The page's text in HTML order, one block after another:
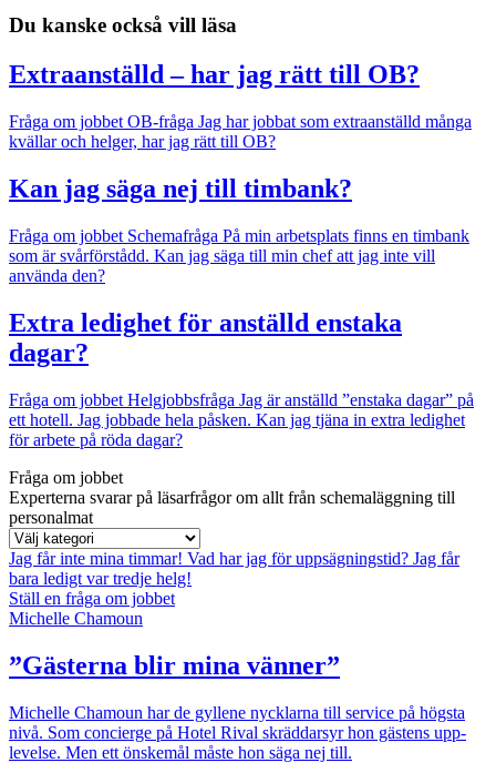
Du kanske också vill läsa
Extraanställd – har jag rätt till OB?
Fråga om jobbet OB-fråga Jag har jobbat som extraanställd många
kvällar och helger, har jag rätt till OB?
Kan jag säga nej till timbank?
Fråga om jobbet Schemafråga På min arbetsplats finns en timbank
som är svårförstådd. Kan jag säga till min chef att jag inte vill
använda den?
Extra ledighet för anställd enstaka
dagar?
Fråga om jobbet Helgjobbsfråga Jag är anställd ”enstaka dagar” på
ett hotell. Jag jobbade hela påsken. Kan jag tjäna in extra ledighet
för arbete på röda dagar?
Fråga om jobbet
Experterna svarar på läsarfrågor om allt från schemaläggning till
personalmat
Jag får inte mina timmar! Vad har jag för uppsägningstid? Jag får
bara ledigt var tredje helg!
Ställ en fråga om jobbet
Michelle Chamoun
”Gästerna blir mina vänner”
Michelle Chamoun har de gyllene nycklarna till service på högsta
nivå. Som concierge på Hotel Rival skräddarsyr hon gästens upp­
levelse. Men ett önskemål måste hon säga nej till.